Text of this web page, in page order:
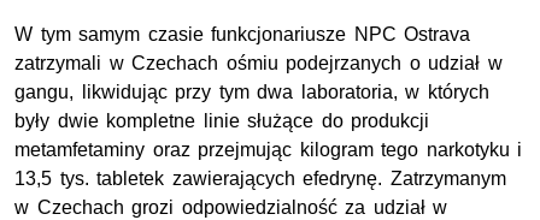
W tym samym czasie funkcjonariusze NPC Ostrava
zatrzymali w Czechach ośmiu podejrzanych o udział w
gangu, likwidując przy tym dwa laboratoria, w których
były dwie kompletne linie służące do produkcji
metamfetaminy oraz przejmując kilogram tego narkotyku i
13,5 tys. tabletek zawierających efedrynę. Zatrzymanym
w Czechach grozi odpowiedzialność za udział w